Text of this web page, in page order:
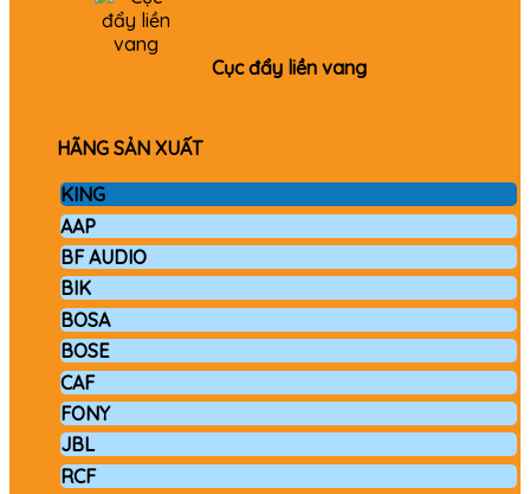
Cục đẩy liền vang
HÃNG SẢN XUẤT
KING
AAP
BF AUDIO
BIK
BOSA
BOSE
CAF
FONY
JBL
RCF